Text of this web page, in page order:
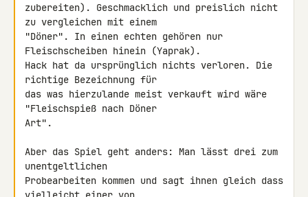
zubereiten). Geschmacklich und preislich nicht
zu vergleichen mit einem
"Döner". In einen echten gehören nur
Fleischscheiben hinein (Yaprak).
Hack hat da ursprünglich nichts verloren. Die
richtige Bezeichnung für
das was hierzulande meist verkauft wird wäre
"Fleischspieß nach Döner
Art".
Aber das Spiel geht anders: Man lässt drei zum
unentgeltlichen
Probearbeiten kommen und sagt ihnen gleich dass